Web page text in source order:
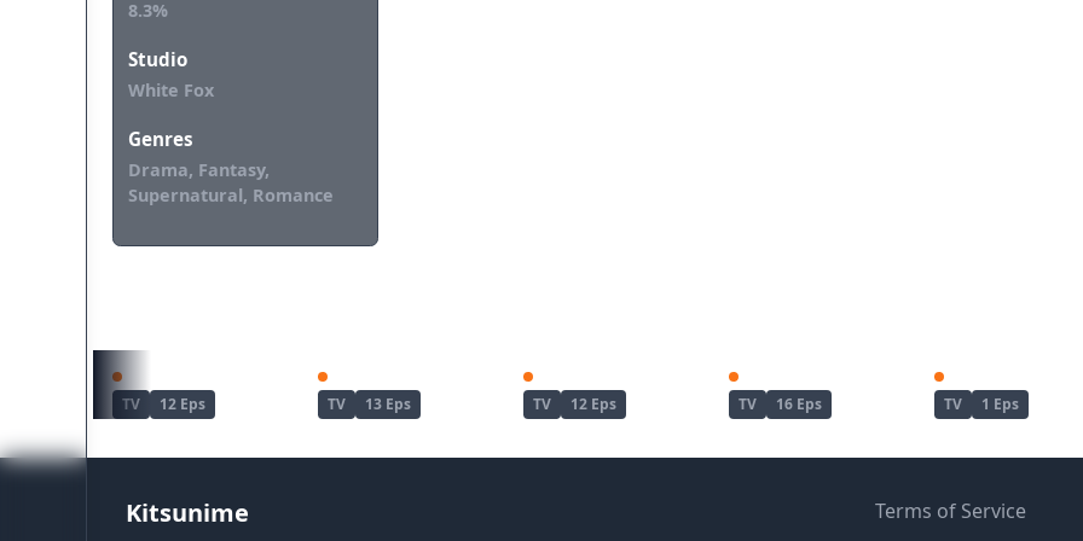
8.3%
Studio
White Fox
Genres
Drama, Fantasy,
Supernatural, Romance
TV 12 Eps TV 13 Eps TV 12 Eps TV 16 Eps TV 1 Eps
Kitsunime
Terms of Service